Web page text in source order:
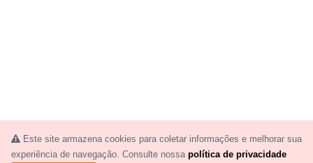
Este site armazena cookies para coletar informações e melhorar sua
experiência de navegação. Consulte nossa política de privacidade